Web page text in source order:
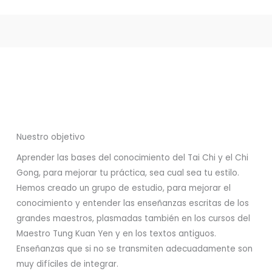
Nuestro objetivo
Aprender las bases del conocimiento del Tai Chi y el Chi
Gong, para mejorar tu práctica, sea cual sea tu estilo.
Hemos creado un grupo de estudio, para mejorar el
conocimiento y entender las enseñanzas escritas de los
grandes maestros, plasmadas también en los cursos del
Maestro Tung Kuan Yen y en los textos antiguos.
Enseñanzas que si no se transmiten adecuadamente son
muy difíciles de integrar.